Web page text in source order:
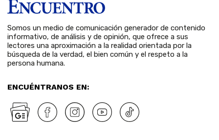
Somos un medio de comunicación generador de contenido
informativo, de análisis y de opinión, que ofrece a sus
lectores una aproximación a la realidad orientada por la
búsqueda de la verdad, el bien común y el respeto a la
persona humana.
ENCUÉNTRANOS EN: